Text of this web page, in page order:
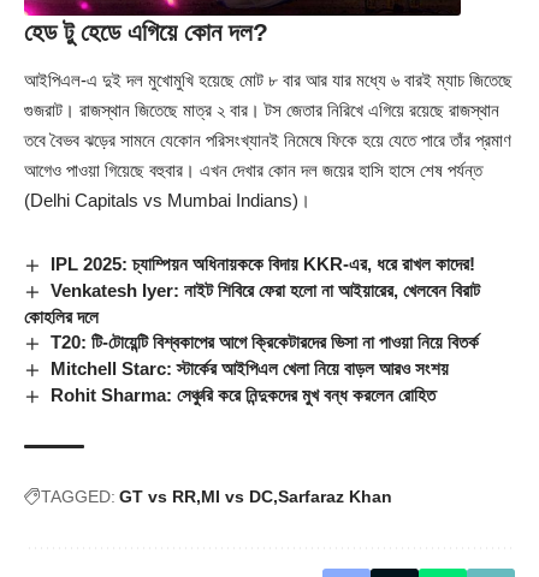
হেড টু হেডে এগিয়ে কোন দল?
আইপিএল-এ দুই দল মুখোমুখি হয়েছে মোট ৮ বার আর যার মধ্যে ৬ বারই ম্যাচ জিতেছে
গুজরাট। রাজস্থান জিতেছে মাত্র ২ বার। টস জেতার নিরিখে এগিয়ে রয়েছে রাজস্থান
তবে বৈভব ঝড়ের সামনে যেকোন পরিসংখ্যানই নিমেষে ফিকে হয়ে যেতে পারে তাঁর প্রমাণ
আগেও পাওয়া গিয়েছে বহুবার। এখন দেখার কোন দল জয়ের হাসি হাসে শেষ পর্যন্ত
(Delhi Capitals vs Mumbai Indians)।
IPL 2025: চ্যাম্পিয়ন অধিনায়ককে বিদায় KKR-এর, ধরে রাখল কাদের!
Venkatesh Iyer: নাইট শিবিরে ফেরা হলো না আইয়ারের, খেলবেন বিরাট
কোহলির দলে
T20: টি-টোয়েন্টি বিশ্বকাপের আগে ক্রিকেটারদের ভিসা না পাওয়া নিয়ে বিতর্ক
Mitchell Starc: স্টার্কের আইপিএল খেলা নিয়ে বাড়ল আরও সংশয়
Rohit Sharma: সেঞ্চুরি করে নিন্দুকদের মুখ বন্ধ করলেন রোহিত
TAGGED: GT vs RR MI vs DC Sarfaraz Khan